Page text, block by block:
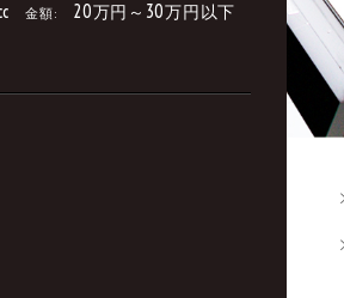
金額: 20万円～30万円以下